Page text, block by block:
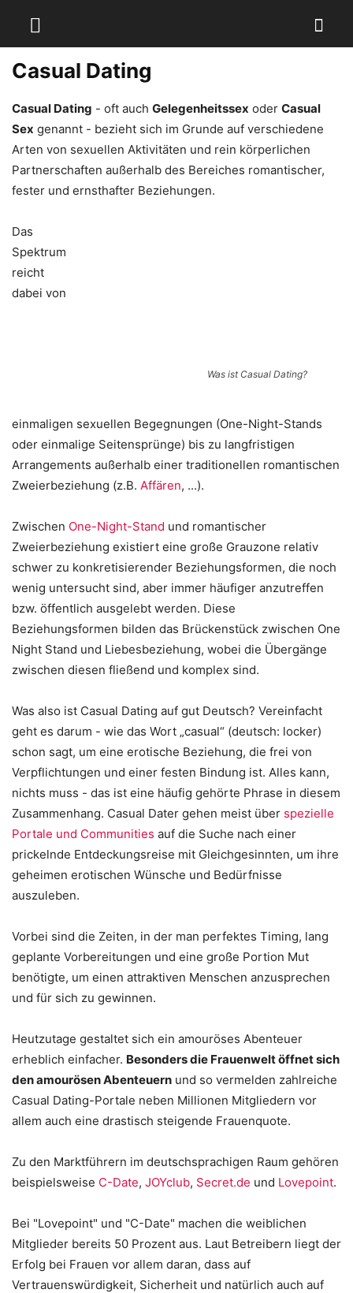
Casual Dating
Casual Dating - oft auch Gelegenheitssex oder Casual
Sex genannt - bezieht sich im Grunde auf verschiedene
Arten von sexuellen Aktivitäten und rein körperlichen
Partnerschaften außerhalb des Bereiches romantischer,
fester und ernsthafter Beziehungen.
Was ist Casual Dating?
Das
Spektrum
reicht
dabei von
einmaligen sexuellen Begegnungen (One-Night-Stands
oder einmalige Seitensprünge) bis zu langfristigen
Arrangements außerhalb einer traditionellen romantischen
Zweierbeziehung (z.B. Affären, ...).
Zwischen One-Night-Stand und romantischer
Zweierbeziehung existiert eine große Grauzone relativ
schwer zu konkretisierender Beziehungsformen, die noch
wenig untersucht sind, aber immer häufiger anzutreffen
bzw. öffentlich ausgelebt werden. Diese
Beziehungsformen bilden das Brückenstück zwischen One
Night Stand und Liebesbeziehung, wobei die Übergänge
zwischen diesen fließend und komplex sind.
Was also ist Casual Dating auf gut Deutsch? Vereinfacht
geht es darum - wie das Wort „casual“ (deutsch: locker)
schon sagt, um eine erotische Beziehung, die frei von
Verpflichtungen und einer festen Bindung ist. Alles kann,
nichts muss - das ist eine häufig gehörte Phrase in diesem
Zusammenhang. Casual Dater gehen meist über spezielle
Portale und Communities auf die Suche nach einer
prickelnde Entdeckungsreise mit Gleichgesinnten, um ihre
geheimen erotischen Wünsche und Bedürfnisse
auszuleben.
Vorbei sind die Zeiten, in der man perfektes Timing, lang
geplante Vorbereitungen und eine große Portion Mut
benötigte, um einen attraktiven Menschen anzusprechen
und für sich zu gewinnen.
Heutzutage gestaltet sich ein amouröses Abenteuer
erheblich einfacher. Besonders die Frauenwelt öffnet sich
den amourösen Abenteuern und so vermelden zahlreiche
Casual Dating-Portale neben Millionen Mitgliedern vor
allem auch eine drastisch steigende Frauenquote.
Zu den Marktführern im deutschsprachigen Raum gehören
beispielsweise C-Date, JOYclub, Secret.de und Lovepoint.
Bei "Lovepoint" und "C-Date" machen die weiblichen
Mitglieder bereits 50 Prozent aus. Laut Betreibern liegt der
Erfolg bei Frauen vor allem daran, dass auf
Vertrauenswürdigkeit, Sicherheit und natürlich auch auf